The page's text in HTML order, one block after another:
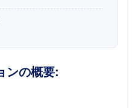
ンの概要: